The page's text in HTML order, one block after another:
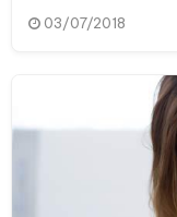
03/07/2018